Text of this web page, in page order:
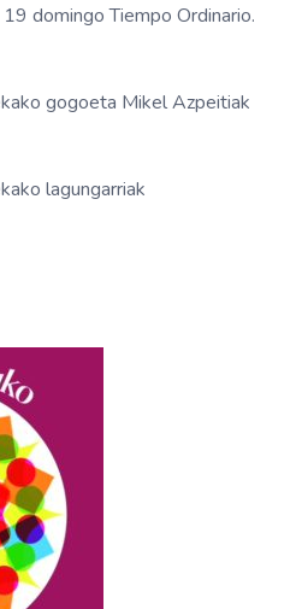
domingo Tiempo Ordinario.
gogoeta Mikel Azpeitiak
lagungarriak